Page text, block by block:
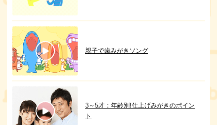
親子で歯みがきソング
3～5才：年齢別!仕上げみがきのポイン
ト